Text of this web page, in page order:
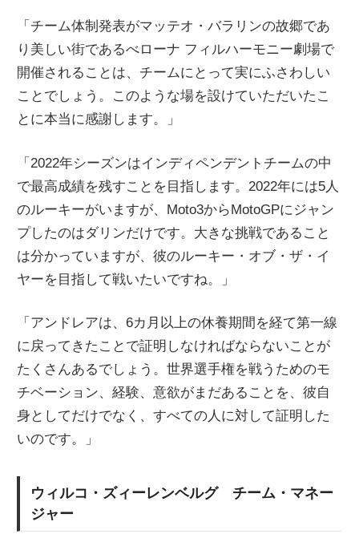
「チーム体制発表がマッテオ・バラリンの故郷であ
り美しい街であるべローナ フィルハーモニー劇場で
開催されることは、チームにとって実にふさわしい
ことでしょう。このような場を設けていただいたこ
とに本当に感謝します。」
「2022年シーズンはインディペンデントチームの中
で最高成績を残すことを目指します。2022年には5人
のルーキーがいますが、Moto3からMotoGPにジャン
プしたのはダリンだけです。大きな挑戦であること
は分かっていますが、彼のルーキー・オブ・ザ・イ
ヤーを目指して戦いたいですね。」
「アンドレアは、6カ月以上の休養期間を経て第一線
に戻ってきたことで証明しなければならないことが
たくさんあるでしょう。世界選手権を戦うためのモ
チベーション、経験、意欲がまだあることを、彼自
身としてだけでなく、すべての人に対して証明した
いのです。」
ウィルコ・ズィーレンベルグ チーム・マネー
ジャー